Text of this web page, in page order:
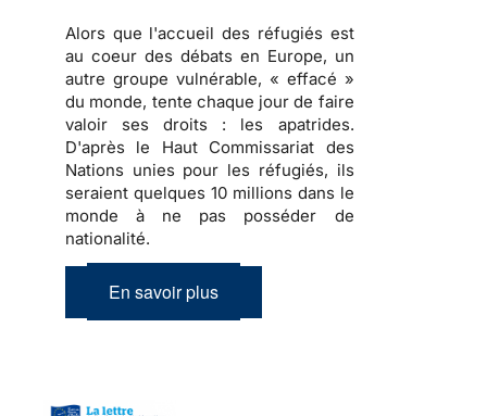
Alors que l'accueil des réfugiés est
au coeur des débats en Europe, un
autre groupe vulnérable, « effacé »
du monde, tente chaque jour de faire
valoir ses droits : les apatrides.
D'après le Haut Commissariat des
Nations unies pour les réfugiés, ils
seraient quelques 10 millions dans le
monde à ne pas posséder de
nationalité.
En savoir plus